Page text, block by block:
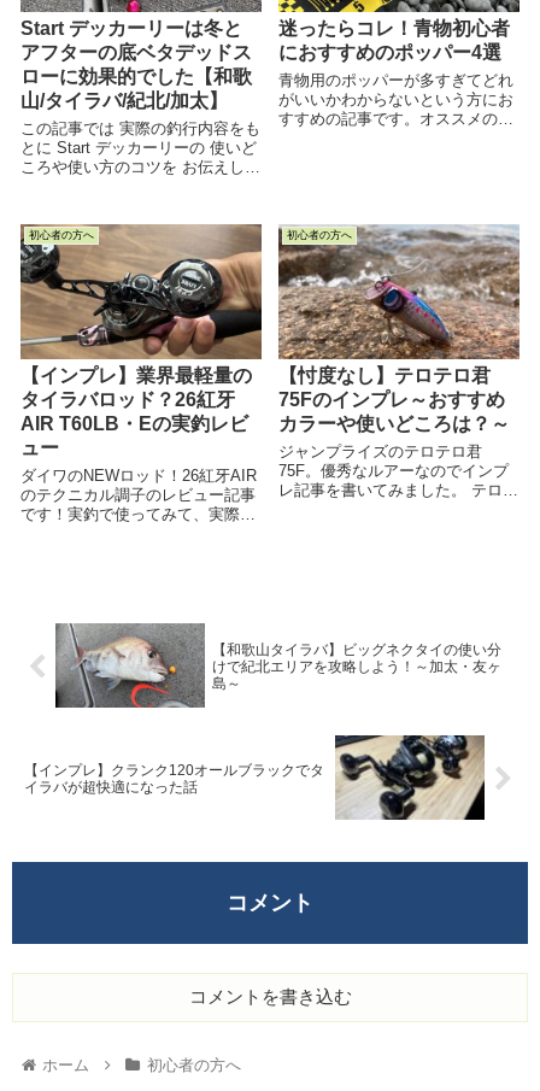
Start デッカーリーは冬と
アフターの底ベタデッドス
ローに効果的でした【和歌
山/タイラバ/紀北/加太】
この記事では 実際の釣行内容をも
とに Start デッカーリーの 使いど
ころや使い方のコツを お伝えして
...
迷ったらコレ！青物初心者
におすすめのポッパー4選
青物用のポッパーが多すぎてどれ
がいいかわからないという方にお
すすめの記事です。オススメのポ
初心者の方へ
【インプレ】業界最軽量の
タイラバロッド？26紅牙
AIR T60LB・Eの実釣レビ
ュー
ダイワのNEWロッド！26紅牙AIR
のテクニカル調子のレビュー記事
です！実釣で使ってみて、実際の
初心者の方へ
【忖度なし】テロテロ君
75Fのインプレ～おすすめ
カラーや使いどころは？～
ジャンプライズのテロテロ君
75F。優秀なルアーなのでインプ
レ記事を書いてみました。 テロテ
【和歌山タイラバ】ビッグネクタイの使い分
けで紀北エリアを攻略しよう！～加太・友ヶ
島～
【インプレ】クランク120オールブラックでタ
イラバが超快適になった話
コメント
コメントを書き込む
ホーム 初心者の方へ